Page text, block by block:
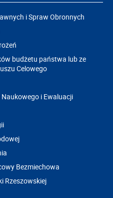
i Spraw Obronnych
budżetu państwa lub ze
Celowego
i Ewaluacji
Bezmiechowa
Rzeszowskiej